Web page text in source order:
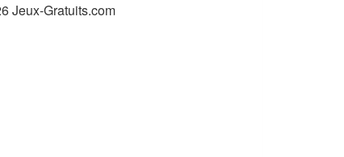
Jeux-Gratuits.com